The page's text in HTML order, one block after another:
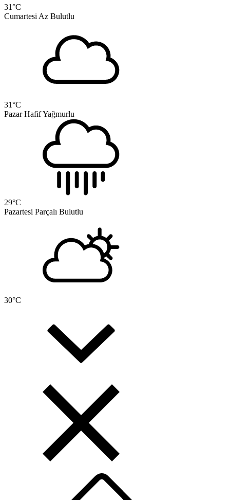
31°C
Cumartesi Az Bulutlu
31°C
Pazar Hafif Yağmurlu
29°C
Pazartesi Parçalı Bulutlu
30°C